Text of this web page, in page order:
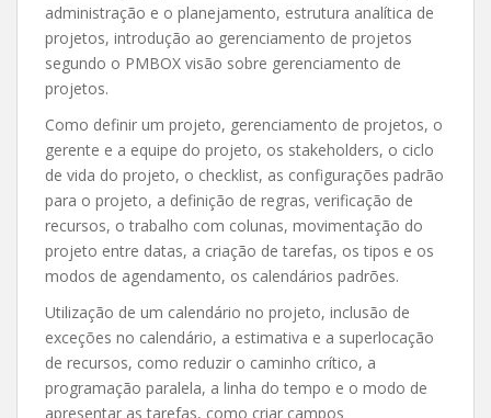
administração e o planejamento, estrutura analítica de
projetos, introdução ao gerenciamento de projetos
segundo o PMBOX visão sobre gerenciamento de
projetos.
Como definir um projeto, gerenciamento de projetos, o
gerente e a equipe do projeto, os stakeholders, o ciclo
de vida do projeto, o checklist, as configurações padrão
para o projeto, a definição de regras, verificação de
recursos, o trabalho com colunas, movimentação do
projeto entre datas, a criação de tarefas, os tipos e os
modos de agendamento, os calendários padrões.
Utilização de um calendário no projeto, inclusão de
exceções no calendário, a estimativa e a superlocação
de recursos, como reduzir o caminho crítico, a
programação paralela, a linha do tempo e o modo de
apresentar as tarefas, como criar campos